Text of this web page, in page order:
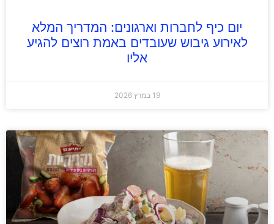
יום כיף לחברות וארגונים: המדריך המלא
לאירוע גיבוש שעובדים באמת רוצים להגיע
אליו
19 במרץ 2026